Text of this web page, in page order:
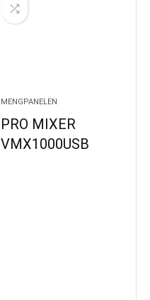
MENGPANELEN
PRO MIXER
VMX1000USB